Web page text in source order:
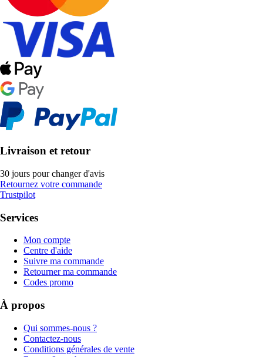
Livraison et retour
30 jours pour changer d'avis
Retournez votre commande
Trustpilot
Services
Mon compte
Centre d'aide
Suivre ma commande
Retourner ma commande
Codes promo
À propos
Qui sommes-nous ?
Contactez-nous
Conditions générales de vente